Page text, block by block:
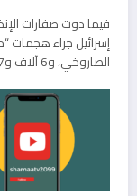
الصاروخي، و6 آلاف و517 إنذارا نتيجة الطائرات المسيرة.